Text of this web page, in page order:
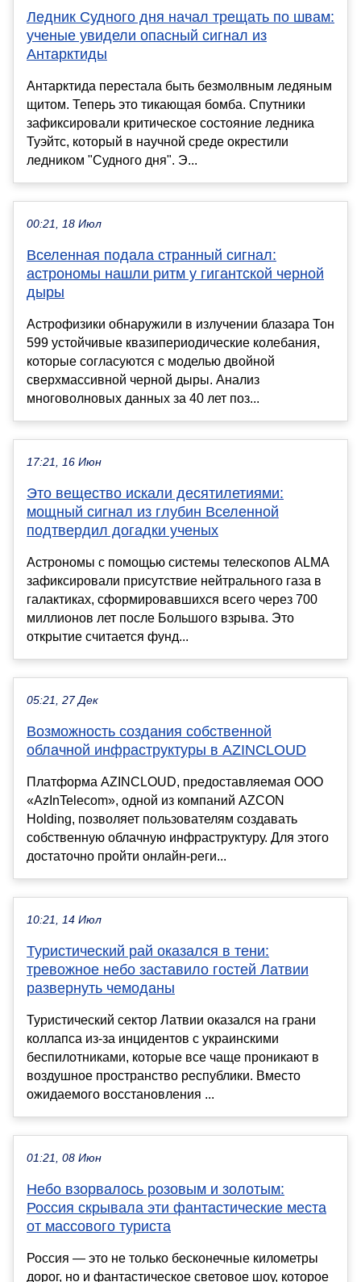
Ледник Судного дня начал трещать по швам:
ученые увидели опасный сигнал из
Антарктиды
Антарктида перестала быть безмолвным ледяным
щитом. Теперь это тикающая бомба. Спутники
зафиксировали критическое состояние ледника
Туэйтс, который в научной среде окрестили
ледником "Судного дня". Э...
00:21, 18 Июл
Вселенная подала странный сигнал:
астрономы нашли ритм у гигантской черной
дыры
Астрофизики обнаружили в излучении блазара Тон
599 устойчивые квазипериодические колебания,
которые согласуются с моделью двойной
сверхмассивной черной дыры. Анализ
многоволновых данных за 40 лет поз...
17:21, 16 Июн
Это вещество искали десятилетиями:
мощный сигнал из глубин Вселенной
подтвердил догадки ученых
Астрономы с помощью системы телескопов ALMA
зафиксировали присутствие нейтрального газа в
галактиках, сформировавшихся всего через 700
миллионов лет после Большого взрыва. Это
открытие считается фунд...
05:21, 27 Дек
Возможность создания собственной
облачной инфраструктуры в AZINCLOUD
Платформа AZINCLOUD, предоставляемая ООО
«AzInTelecom», одной из компаний AZCON
Holding, позволяет пользователям создавать
собственную облачную инфраструктуру. Для этого
достаточно пройти онлайн-реги...
10:21, 14 Июл
Туристический рай оказался в тени:
тревожное небо заставило гостей Латвии
развернуть чемоданы
Туристический сектор Латвии оказался на грани
коллапса из-за инцидентов с украинскими
беспилотниками, которые все чаще проникают в
воздушное пространство республики. Вместо
ожидаемого восстановления ...
01:21, 08 Июн
Небо взорвалось розовым и золотым:
Россия скрывала эти фантастические места
от массового туриста
Россия — это не только бесконечные километры
дорог, но и фантастическое световое шоу, которое